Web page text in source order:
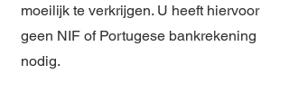
moeilijk te verkrijgen. U heeft hiervoor
geen NIF of Portugese bankrekening
nodig.